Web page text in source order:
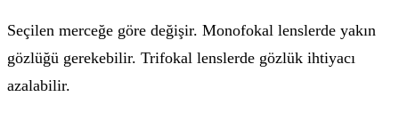
Seçilen merceğe göre değişir. Monofokal lenslerde yakın
gözlüğü gerekebilir. Trifokal lenslerde gözlük ihtiyacı
azalabilir.